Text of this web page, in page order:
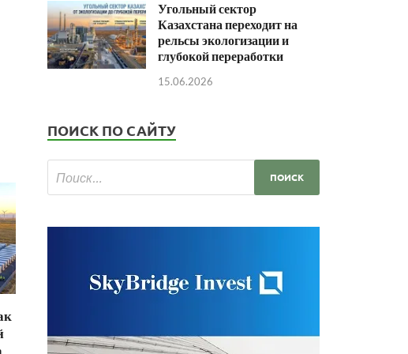
Угольный сектор
Казахстана переходит на
рельсы экологизации и
глубокой переработки
15.06.2026
ПОИСК ПО САЙТУ